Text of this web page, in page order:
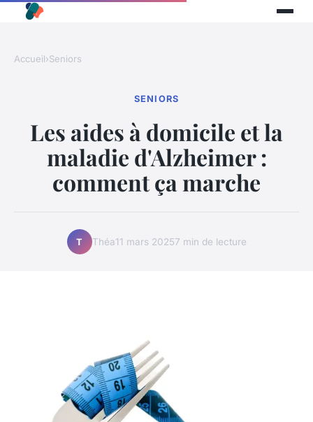
Accueil›Seniors
SENIORS
Les aides à domicile et la
maladie d'Alzheimer :
comment ça marche
T Théa11 mars 20257 min de lecture